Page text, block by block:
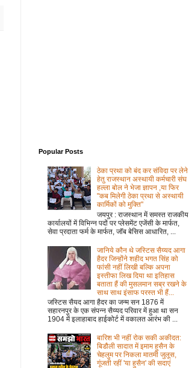
Popular Posts
ठेका प्रथा को बंद कर संविदा पर लेने
हेतु राजस्थान अस्थायी कर्मचारी संघ
हल्ला बोल ने भेजा ज्ञापन ,या फिर
"कब मिलेगी ठेका प्रथा से अस्थायी
कार्मिकों को मुक्ति"
जयपुर : राजस्थान में समस्त राजकीय
कार्यालयों में विभिन्न पदों पर प्लेसमेंट एजेंसी के मार्फत,
सेवा प्रदाता फर्म के मार्फत, जॉब बेसिस आधारित, ...
जानिये कौन थे जस्टिस सैय्यद आगा
हैदर जिन्होंने शहीद भगत सिंह को
फांसी नहीं लिखी बल्कि अपना
इस्तीफा लिख दिया था इतिहास
बताता हैं की मुसलमान सब्र रखने के
साथ साथ इंसाफ परस्त भी हैं...
जस्टिस सैयद आगा हैदर का जन्म सन 1876 में
सहारनपुर के एक संपन्न सैय्यद परिवार में हुआ था सन
1904 में इलाहाबाद हाईकोर्ट में वकालत आरंभ की ...
बारिश भी नहीं रोक सकी अकीदत:
बिडौली सादात में इमाम हुसैन के
चेहलुम पर निकला मातमी जुलूस,
गूंजती रहीं 'या हुसैन' की सदाएं